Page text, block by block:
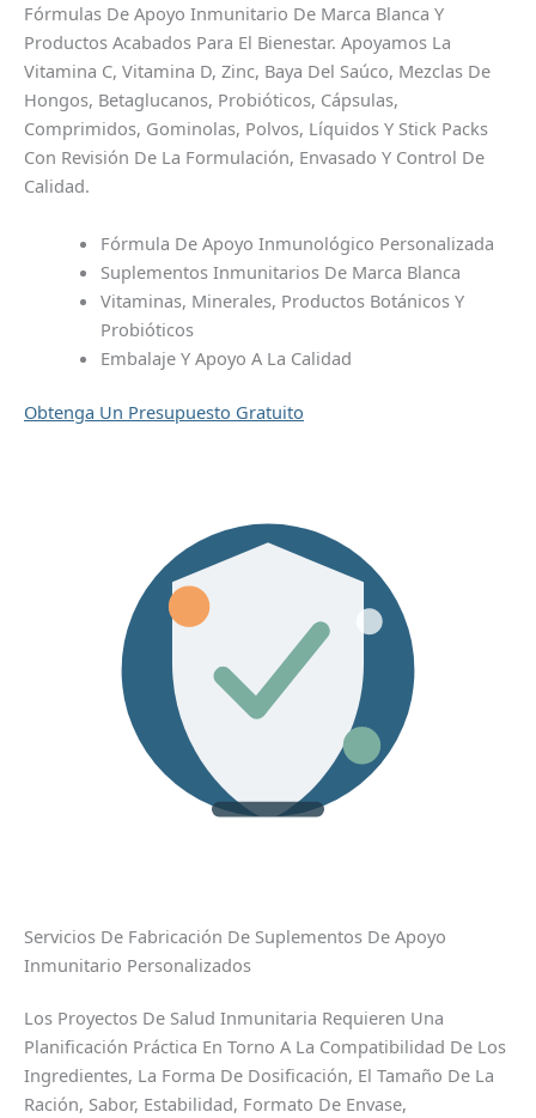
Fórmulas De Apoyo Inmunitario De Marca Blanca Y
Productos Acabados Para El Bienestar. Apoyamos La
Vitamina C, Vitamina D, Zinc, Baya Del Saúco, Mezclas De
Hongos, Betaglucanos, Probióticos, Cápsulas,
Comprimidos, Gominolas, Polvos, Líquidos Y Stick Packs
Con Revisión De La Formulación, Envasado Y Control De
Calidad.
Fórmula De Apoyo Inmunológico Personalizada
Suplementos Inmunitarios De Marca Blanca
Vitaminas, Minerales, Productos Botánicos Y
Probióticos
Embalaje Y Apoyo A La Calidad
Obtenga Un Presupuesto Gratuito
Servicios De Fabricación De Suplementos De Apoyo
Inmunitario Personalizados
Los Proyectos De Salud Inmunitaria Requieren Una
Planificación Práctica En Torno A La Compatibilidad De Los
Ingredientes, La Forma De Dosificación, El Tamaño De La
Ración, Sabor, Estabilidad, Formato De Envase,